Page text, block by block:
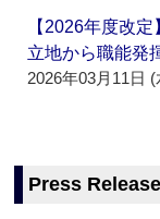
【2026年度改
立地から職能発
2026年03月11日 (
Press